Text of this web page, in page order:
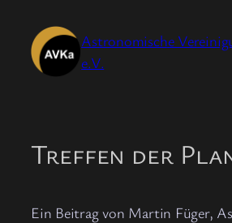
Inhalt
springen
Astronomische
e.V.
Treffen der
Ein Beitrag von Martin Füger,